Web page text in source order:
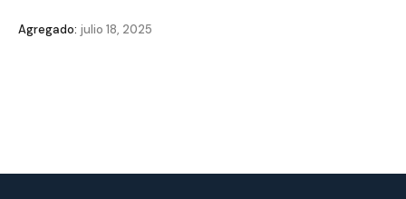
Agregado: julio 18, 2025